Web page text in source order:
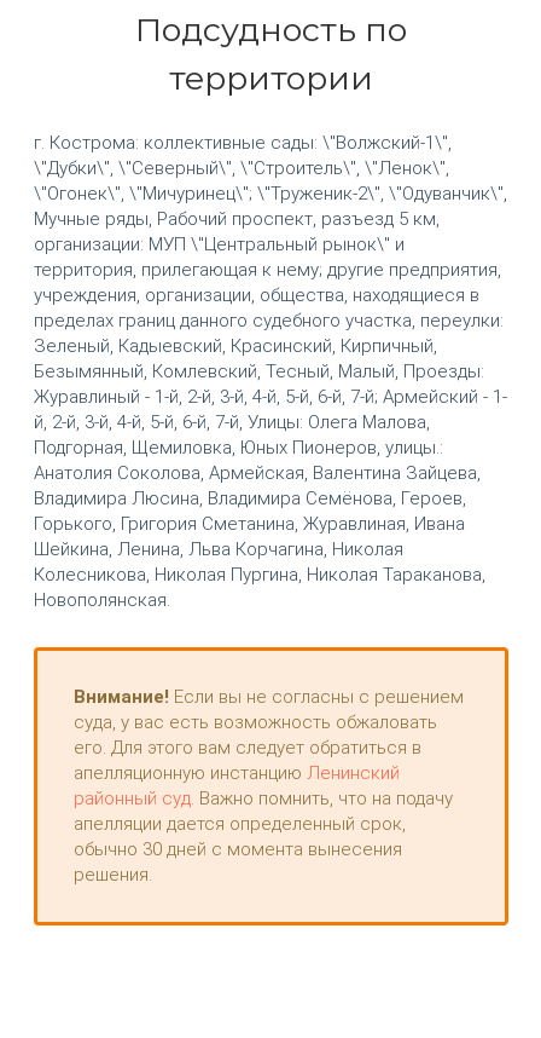
Подсудность по
территории
г. Кострома: коллективные сады: \"Волжский-1\",
\"Дубки\", \"Северный\", \"Строитель\", \"Ленок\",
\"Огонек\", \"Мичуринец\"; \"Труженик-2\", \"Одуванчик\",
Мучные ряды, Рабочий проспект, разъезд 5 км,
организации: МУП \"Центральный рынок\" и
территория, прилегающая к нему; другие предприятия,
учреждения, организации, общества, находящиеся в
пределах границ данного судебного участка, переулки:
Зеленый, Кадыевский, Красинский, Кирпичный,
Безымянный, Комлевский, Тесный, Малый, Проезды:
Журавлиный - 1-й, 2-й, 3-й, 4-й, 5-й, 6-й, 7-й; Армейский - 1-
й, 2-й, 3-й, 4-й, 5-й, 6-й, 7-й, Улицы: Олега Малова,
Подгорная, Щемиловка, Юных Пионеров, улицы.:
Анатолия Соколова, Армейская, Валентина Зайцева,
Владимира Люсина, Владимира Семёнова, Героев,
Горького, Григория Сметанина, Журавлиная, Ивана
Шейкина, Ленина, Льва Корчагина, Николая
Колесникова, Николая Пургина, Николая Тараканова,
Новополянская.
Внимание! Если вы не согласны с решением
суда, у вас есть возможность обжаловать
его. Для этого вам следует обратиться в
апелляционную инстанцию Ленинский
районный суд. Важно помнить, что на подачу
апелляции дается определенный срок,
обычно 30 дней с момента вынесения
решения.